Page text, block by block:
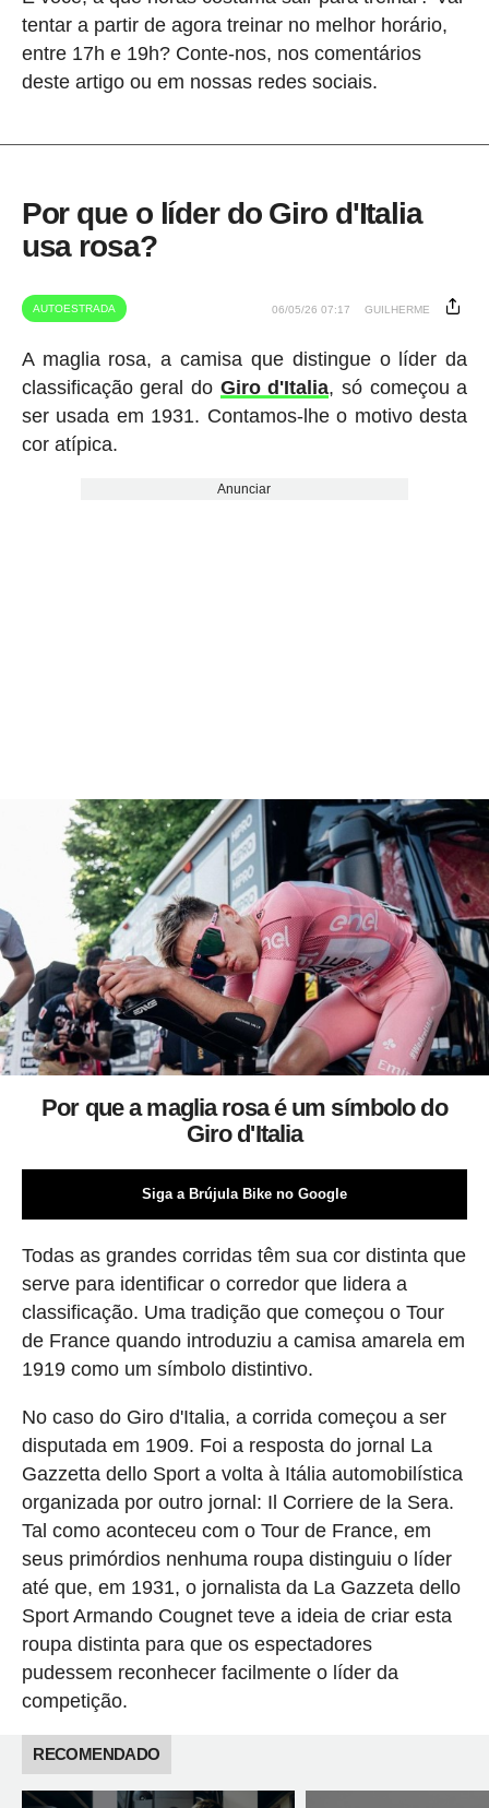
tentar a partir de agora treinar no melhor horário,
entre 17h e 19h? Conte-nos, nos comentários
deste artigo ou em nossas redes sociais.
Por que o líder do Giro d'Italia
usa rosa?
AUTOESTRADA 06/05/26 07:17 GUILHERME
A maglia rosa, a camisa que distingue o líder da
classificação geral do Giro d'Italia, só começou a
ser usada em 1931. Contamos-lhe o motivo desta
cor atípica.
Anunciar
Por que a maglia rosa é um símbolo do
Giro d'Italia
Siga a Brújula Bike no Google
Todas as grandes corridas têm sua cor distinta que
serve para identificar o corredor que lidera a
classificação. Uma tradição que começou o Tour
de France quando introduziu a camisa amarela em
1919 como um símbolo distintivo.
No caso do Giro d'Italia, a corrida começou a ser
disputada em 1909. Foi a resposta do jornal La
Gazzetta dello Sport a volta à Itália automobilística
organizada por outro jornal: Il Corriere de la Sera.
Tal como aconteceu com o Tour de France, em
seus primórdios nenhuma roupa distinguiu o líder
até que, em 1931, o jornalista da La Gazzeta dello
Sport Armando Cougnet teve a ideia de criar esta
roupa distinta para que os espectadores
pudessem reconhecer facilmente o líder da
competição.
RECOMENDADO